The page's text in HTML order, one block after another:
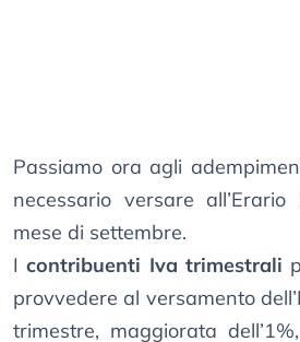
Passiamo ora agli
necessario versare
mese di settembre.
Icontribuenti Iva trimestrali
provvedere al versamento
trimestre, maggiorata